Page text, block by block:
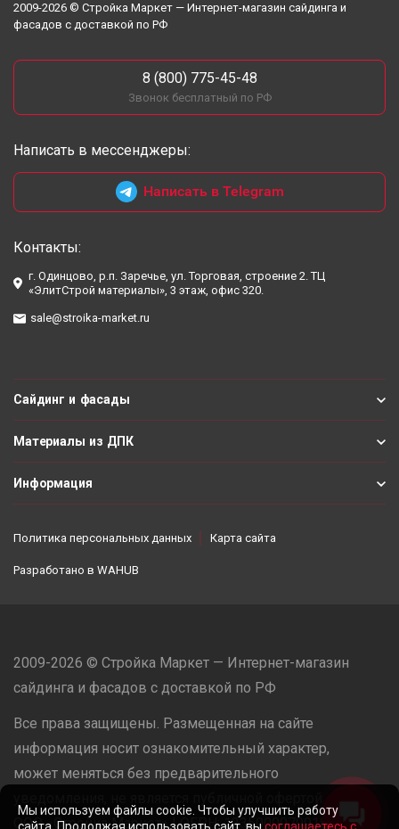
2009-2026 © Стройка Маркет — Интернет-магазин сайдинга и
фасадов с доставкой по РФ
8 (800) 775-45-48
Звонок бесплатный по РФ
Написать в мессенджеры:
Написать в Telegram
Контакты:
г. Одинцово, р.п. Заречье, ул. Торговая, строение 2. ТЦ
«ЭлитСтрой материалы», 3 этаж, офис 320.
sale@stroika-market.ru
Сайдинг и фасады
Материалы из ДПК
Информация
Политика персональных данных Карта сайта
Разработано в WAHUB
2009-2026 © Стройка Маркет — Интернет-магазин
сайдинга и фасадов с доставкой по РФ
Все права защищены. Размещенная на сайте
информация носит ознакомительный характер,
может меняться без предварительного
ООО «Стройка Маркет» | ОГРН: 1235000079918
Мы используем файлы cookie. Чтобы улучшить работу